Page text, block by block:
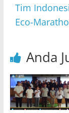
Tim
Eco-
Anda